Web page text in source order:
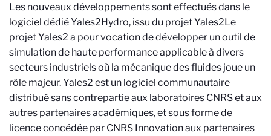
Les nouveaux développements sont effectués dans le
logiciel dédié Yales2Hydro, issu du projet Yales2Le
projet Yales2 a pour vocation de développer un outil de
simulation de haute performance applicable à divers
secteurs industriels où la mécanique des fluides joue un
rôle majeur. Yales2 est un logiciel communautaire
distribué sans contrepartie aux laboratoires CNRS et aux
autres partenaires académiques, et sous forme de
licence concédée par CNRS Innovation aux partenaires